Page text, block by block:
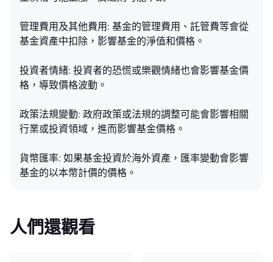
管理費用及其他費用: 基金的管理費用、託管費等會從
基金資產中扣除，影響基金的淨值和價格。
投資者情緒: 投資者的恐慌或樂觀情緒也會影響基金價
格，導致價格波動。
政策法規變動: 政府政策或法規的調整可能會影響相關
行業或投資領域，進而影響基金價格。
貨幣匯率: 如果基金投資於海外資產，匯率變動會影響
基金的以本幣計價的價格。
人們還觀看